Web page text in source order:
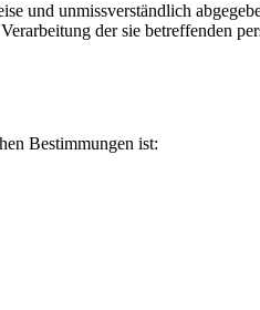
unmissverständlich
der sie betreffenden
Bestimmungen ist: